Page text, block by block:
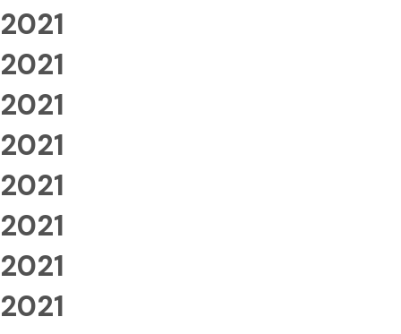
2021
2021
2021
2021
2021
2021
2021
2021